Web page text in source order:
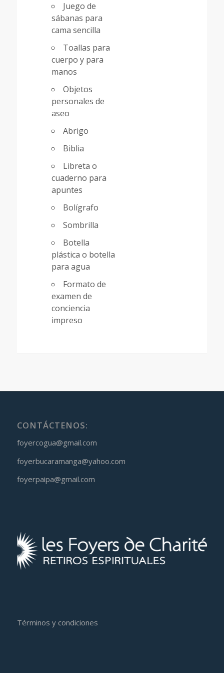
Juego de
sábanas para
cama sencilla
Toallas para
cuerpo y para
manos
Objetos
personales de
aseo
Abrigo
Biblia
Libreta o
cuaderno para
apuntes
Bolígrafo
Sombrilla
Botella
plástica o botella
para agua
Formato de
examen de
conciencia
impreso
CONTÁCTENOS:
foyercogua@gmail.com
foyerbucaramanga@yahoo.com
foyerpaipa@gmail.com
Términos y condiciones